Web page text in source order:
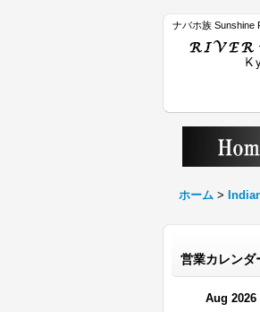
ナバホ族 Sunshine
ホーム >
営業カレンダ
Aug 2026